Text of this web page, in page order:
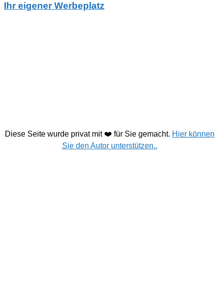
Ihr eigener Werbeplatz
Diese Seite wurde privat mit ❤️ für Sie gemacht. Hier können
Sie den Autor unterstützen..